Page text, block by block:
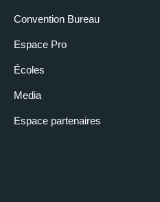
Convention Bureau
Espace Pro
Écoles
Media
Espace partenaires